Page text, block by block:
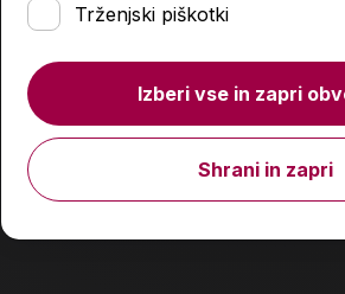
6,50 €
Izdelka trenutno ni na zalogi.Preverite
Podobni izdelki
Trženjski piškotki
Izberi vse in zapri
Shrani in zapri